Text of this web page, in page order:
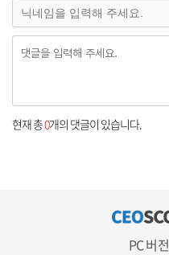
현재 총0개의 댓글이 있습니다.
PC 버전